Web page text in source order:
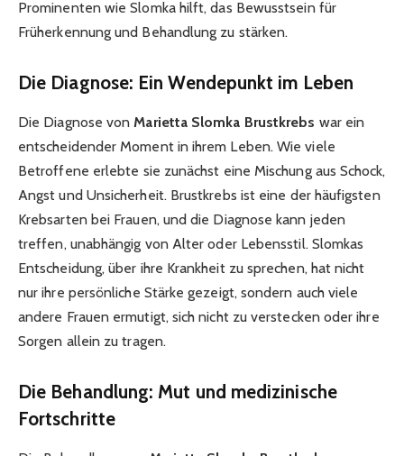
Prominenten wie Slomka hilft, das Bewusstsein für
Früherkennung und Behandlung zu stärken.
Die Diagnose: Ein Wendepunkt im Leben
Die Diagnose vonMarietta Slomka Brustkrebs war ein
entscheidender Moment in ihrem Leben. Wie viele
Betroffene erlebte sie zunächst eine Mischung aus Schock,
Angst und Unsicherheit. Brustkrebs ist eine der häufigsten
Krebsarten bei Frauen, und die Diagnose kann jeden
treffen, unabhängig von Alter oder Lebensstil. Slomkas
Entscheidung, über ihre Krankheit zu sprechen, hat nicht
nur ihre persönliche Stärke gezeigt, sondern auch viele
andere Frauen ermutigt, sich nicht zu verstecken oder ihre
Sorgen allein zu tragen.
Die Behandlung: Mut und medizinische
Fortschritte